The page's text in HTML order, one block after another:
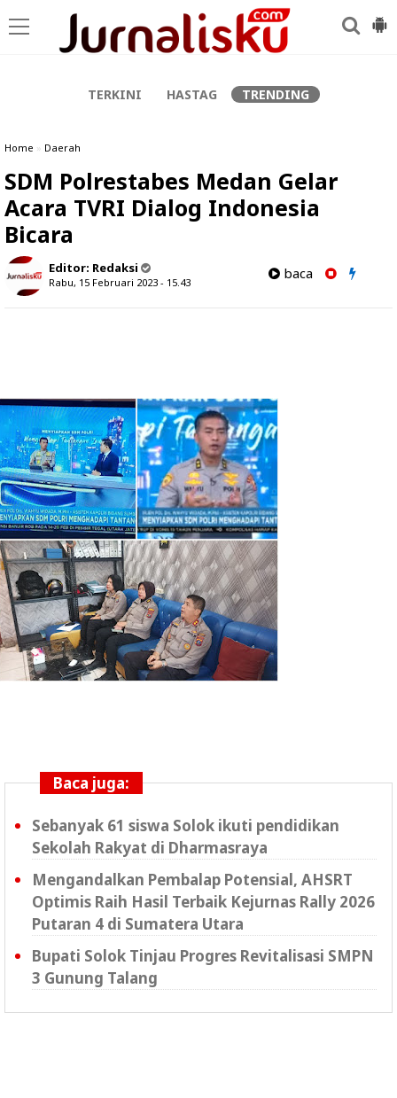
TERKINI HASTAG TRENDING
Home » Daerah
SDM Polrestabes Medan Gelar
Acara TVRI Dialog Indonesia
Bicara
Editor: Redaksi
Rabu, 15 Februari 2023 - 15.43
baca
Baca juga:
Sebanyak 61 siswa Solok ikuti pendidikan
Sekolah Rakyat di Dharmasraya
Mengandalkan Pembalap Potensial, AHSRT
Optimis Raih Hasil Terbaik Kejurnas Rally 2026
Putaran 4 di Sumatera Utara
Bupati Solok Tinjau Progres Revitalisasi SMPN
3 Gunung Talang